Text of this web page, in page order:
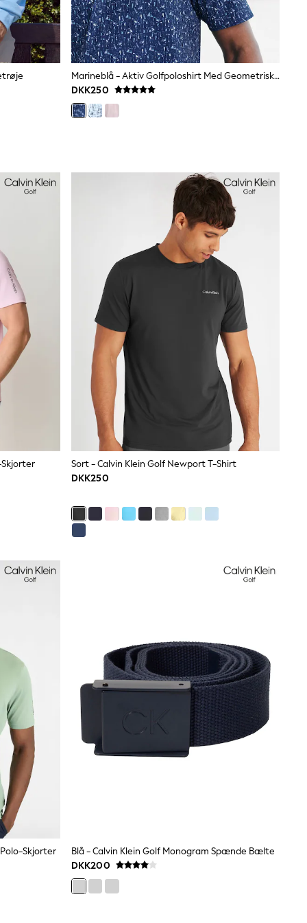
Marineblå - Aktiv Golfpoloshirt Med Geometrisk Tryk
DKK250
Skjorter
Sort - Calvin Klein Golf Newport T-Shirt
DKK250
Skjorter
Blå - Calvin Klein Golf Monogram Spænde Bælte
DKK200